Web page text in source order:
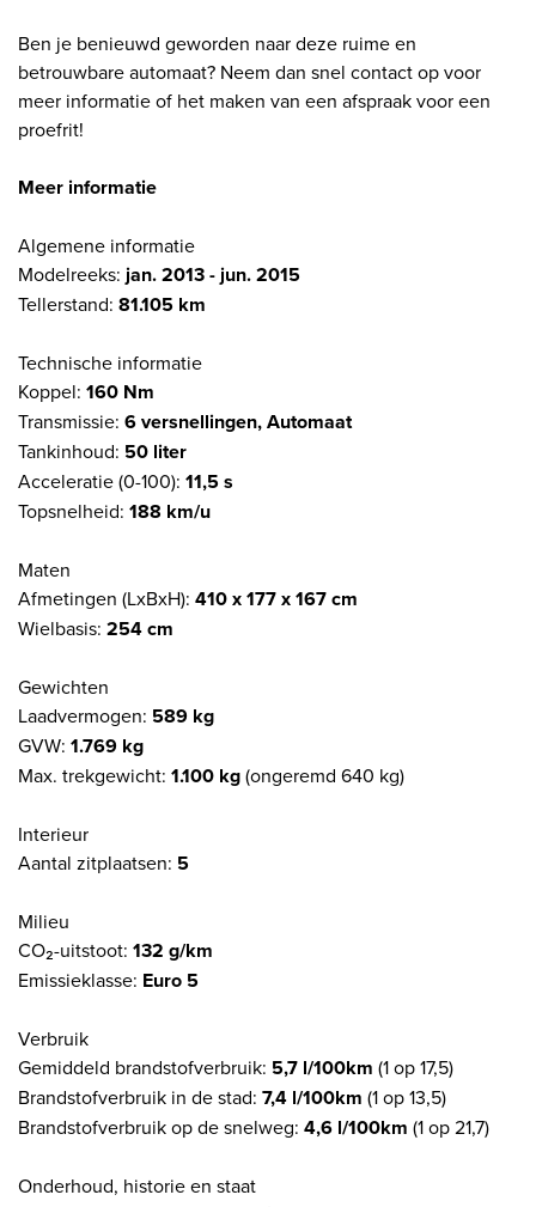
Ben je benieuwd geworden naar deze ruime en
betrouwbare automaat? Neem dan snel contact op voor
meer informatie of het maken van een afspraak voor een
proefrit!
Meer informatie
Algemene informatie
Modelreeks: jan. 2013 - jun. 2015
Tellerstand: 81.105 km
Technische informatie
Koppel: 160 Nm
Transmissie: 6 versnellingen, Automaat
Tankinhoud: 50 liter
Acceleratie (0-100): 11,5 s
Topsnelheid: 188 km/u
Maten
Afmetingen (LxBxH): 410 x 177 x 167 cm
Wielbasis: 254 cm
Gewichten
Laadvermogen: 589 kg
GVW: 1.769 kg
Max. trekgewicht: 1.100 kg(ongeremd 640 kg)
Interieur
Aantal zitplaatsen: 5
Milieu
CO₂-uitstoot: 132 g/km
Emissieklasse: Euro 5
Verbruik
Gemiddeld brandstofverbruik: 5,7 l/100km (1 op 17,5)
Brandstofverbruik in de stad: 7,4 l/100km (1 op 13,5)
Brandstofverbruik op de snelweg: 4,6 l/100km (1 op 21,7)
Onderhoud, historie en staat